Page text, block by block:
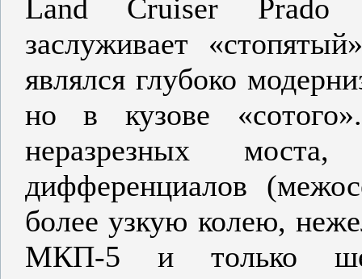
Land Cruiser Prado
заслуживает
являлся глубоко
но в кузове
неразрезных
дифференциалов
более узкую колею,
МКП-5 и только